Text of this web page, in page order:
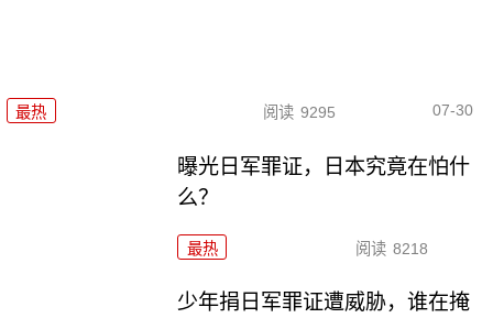
最热 阅读 9295 07-30
曝光日军罪证，日本究竟在怕什
么？
最热 阅读 8218
少年捐日军罪证遭威胁，谁在掩